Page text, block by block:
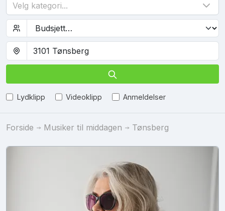
Velg kategori...
Lydklipp Videoklipp Anmeldelser
Forside Musiker til middagen Tønsberg